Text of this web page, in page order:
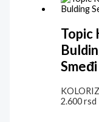
Topic
Smeđi
2.600rsd